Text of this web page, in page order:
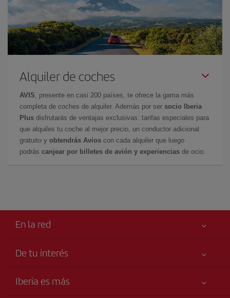
Alquiler de coches
AVIS , presente en casi 200 países, te ofrece la gama más
completa de coches de alquiler. Además por ser socio Iberia
Plus disfrutarás de ventajas exclusivas: tarifas especiales para
que alquiles tu coche al mejor precio, un conductor adicional
gratuito y obtendrás Avios con cada alquiler que luego
podrás canjear por billetes de avión y experiencias de ocio.
En la red
De tu interés
Accesibilidad
Iberia es más